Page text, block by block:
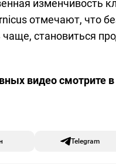
изменчивость
отмечают, что
становиться
видео смотрите
Telegram